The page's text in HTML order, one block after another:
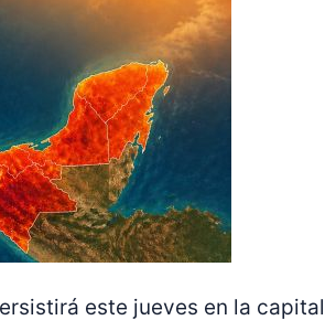
este jueves en la capital